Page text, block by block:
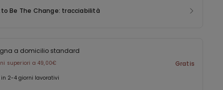
Be The Change: tracciabilità
a domicilio standard
superiori a 49,00€ Gratis
in 2-4 giorni lavorativi